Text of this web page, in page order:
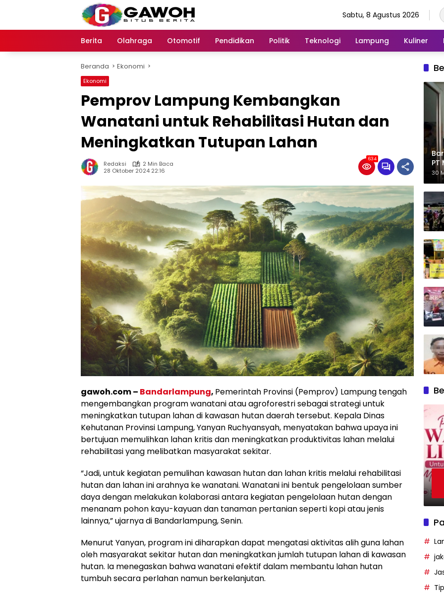
Sabtu, 8 Agustus 2026
Berita Olahraga Otomotif Pendidikan Politik Teknologi Lampung Kuliner
Beranda Ekonomi
Ekonomi
Pemprov Lampung Kembangkan
Wanatani untuk Rehabilitasi Hutan dan
Meningkatkan Tutupan Lahan
Redaksi
2 Min Baca
28 Oktober 2024 22:16
634
gawoh.com – Bandarlampung, Pemerintah Provinsi (Pemprov) Lampung tengah
mengembangkan program wanatani atau agroforestri sebagai strategi untuk
meningkatkan tutupan lahan di kawasan hutan daerah tersebut. Kepala Dinas
Kehutanan Provinsi Lampung, Yanyan Ruchyansyah, menyatakan bahwa upaya ini
bertujuan memulihkan lahan kritis dan meningkatkan produktivitas lahan melalui
rehabilitasi yang melibatkan masyarakat sekitar.
“Jadi, untuk kegiatan pemulihan kawasan hutan dan lahan kritis melalui rehabilitasi
hutan dan lahan ini arahnya ke wanatani. Wanatani ini bentuk pengelolaan sumber
daya dengan melakukan kolaborasi antara kegiatan pengelolaan hutan dengan
menanam pohon kayu-kayuan dan tanaman pertanian seperti kopi atau jenis
lainnya,” ujarnya di Bandarlampung, Senin.
Menurut Yanyan, program ini diharapkan dapat mengatasi aktivitas alih guna lahan
oleh masyarakat sekitar hutan dan meningkatkan jumlah tutupan lahan di kawasan
hutan. Ia menegaskan bahwa wanatani efektif dalam membantu lahan hutan
tumbuh secara perlahan namun berkelanjutan.
PT
30